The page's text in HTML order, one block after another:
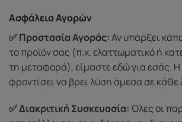
Ασφάλεια Αγορών
✅ Προστασία Αγοράς:Αν υπάρξει
το προϊόν σας (π.χ. ελαττωματικό ή
τη μεταφορά), είμαστε εδώ για εσάς.
φροντίσει να βρει λύση άμεσα σε
✅ Διακριτική Συσκευασία:Όλες οι